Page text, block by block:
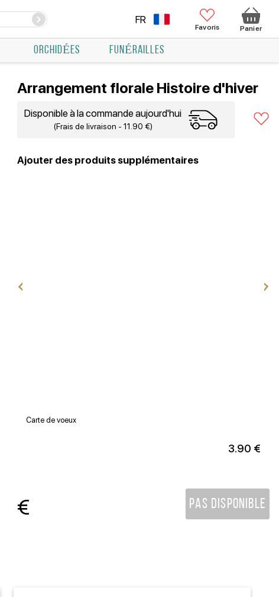
FR
Favoris Panier
ORCHIDÉES FUNÉRAILLES
Arrangement florale Histoire d'hiver
Disponible à la commande aujourd'hui
(Frais de livraison - 11.90 €)
Ajouter des produits supplémentaires
Carte de voeux
3.90 €
€ Pas disponible